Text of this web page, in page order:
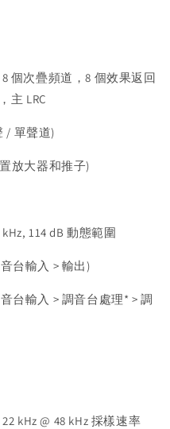
個次疊頻道，8 個效果返回
主 LRC
/ 單聲道)
放大器和推子)
114 dB 動態範圍
台輸入 > 輸出)
台輸入 > 調音台處理* > 調
kHz @ 48 kHz 採樣速率